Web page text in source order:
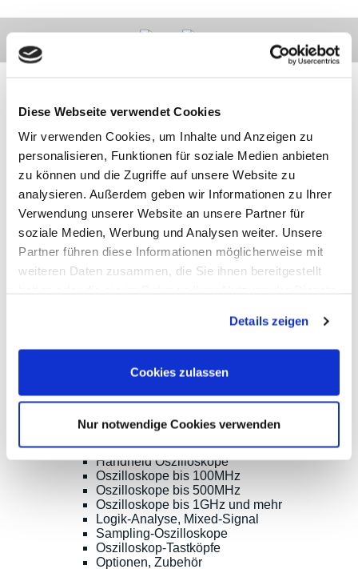
Diese Webseite verwendet Cookies
Wir verwenden Cookies, um Inhalte und Anzeigen zu
personalisieren, Funktionen für soziale Medien anbieten
zu können und die Zugriffe auf unsere Website zu
analysieren. Außerdem geben wir Informationen zu Ihrer
Verwendung unserer Website an unsere Partner für
soziale Medien, Werbung und Analysen weiter. Unsere
Partner führen diese Informationen möglicherweise mit
weiteren Daten zusammen, die Sie ihnen bereitgestellt
Details zeigen
Cookies zulassen
Nur notwendige Cookies verwenden
Kontakt
Meilhaus
Electronic
GmbH
Am
Sonnenlicht 2
82239 Alling
Tel.:
KategorienInformationen
Impressum
Datenschutz
Widerruf
Zahlarten
Wir sind
ISO9001:2015-
Zahlarten
Shopsoftware CosmoShop
Produkte
Oszilloskope, Logik-Analyse
Tisch-Oszilloskope mit Display
Modular-Oszilloskope, USB, LAN, SoC
Handheld Oszilloskope
Oszilloskope bis 100MHz
Oszilloskope bis 500MHz
Oszilloskope bis 1GHz und mehr
Logik-Analyse, Mixed-Signal
Sampling-Oszilloskope
Oszilloskop-Tastköpfe
Optionen, Zubehör